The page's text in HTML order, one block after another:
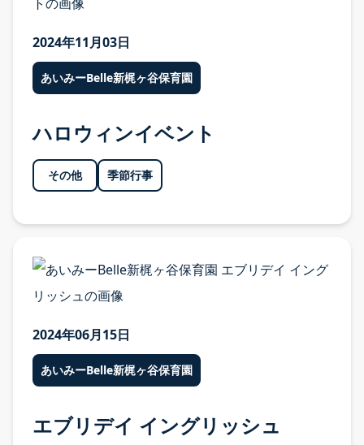
2024年11月03日
あいみーBelle新梶ヶ谷保育園
ハロウィンイベント
その他 季節行事
2024年06月15日
あいみーBelle新梶ヶ谷保育園
エブリデイ イングリッシュ